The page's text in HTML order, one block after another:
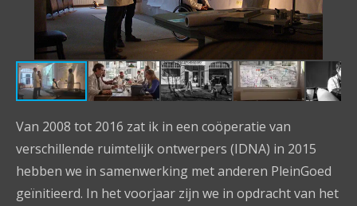
Van 2008 tot 2016 zat ik in een coöperatie van
verschillende ruimtelijk ontwerpers (IDNA) in 2015
hebben we in samenwerking met anderen PleinGoed
geïnitieerd. In het voorjaar zijn we in opdracht van het